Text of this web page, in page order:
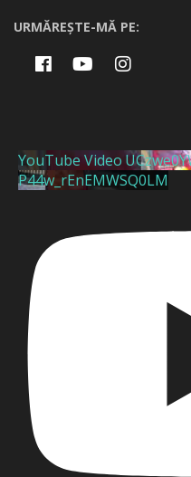
URMĂREȘTE-MĂ PE:
YouTube Video
P44w_rEnEMWSQ0LM